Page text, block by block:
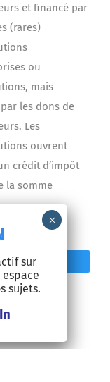
et financé par
(rares)
ou
mais
les dons de
Les
ouvrent
crédit d’impôt
la somme
un don
sur
sujets.